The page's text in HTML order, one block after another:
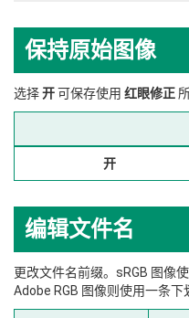
保持原始图像
选择开可保存使用 红眼修正
开
编辑文件名
更改文件名前缀。sRGB 图像
Adobe RGB 图像则使用一条下